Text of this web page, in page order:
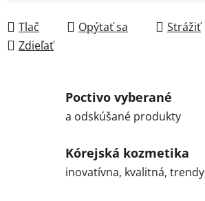
Tlač Opýtať sa
Strážiť
Zdieľať
Poctivo vyberané
a odskúšané produkty
Kórejská kozmetika
inovatívna, kvalitná, trendy